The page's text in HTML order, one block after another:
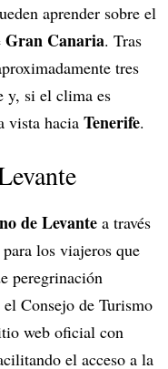
aprender sobre el
Gran Canaria. Tras
tres
y, si el clima es
vista hacia Tenerife.
de Levante a través
los viajeros que
peregrinación
el Consejo de Turismo
web oficial con
el acceso a la